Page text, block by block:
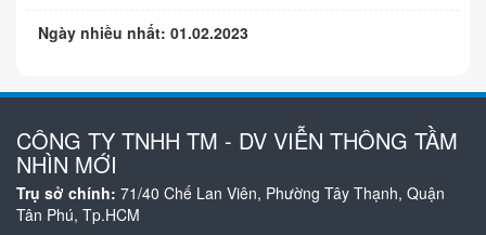
Ngày nhiều nhất: 01.02.2023
CÔNG TY TNHH TM - DV VIỄN THÔNG TẦM
NHÌN MỚI
Trụ sở chính: 71/40 Chế Lan Viên, Phường Tây Thạnh, Quận
Tân Phú, Tp.HCM